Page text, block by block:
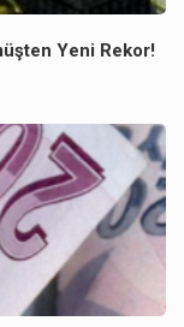
Yeni Rekor!